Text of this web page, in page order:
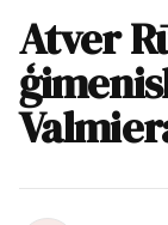
Atver